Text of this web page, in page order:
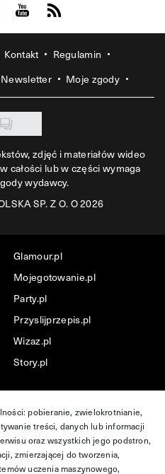
us on Instagram
Visit us on Youtube
Visit us on Rss
Kontakt
Regulamin
Newsletter Moje zgody
zdjęć i materiałów wideo
całości lub w części wymaga
wydawcy.
SP. Z O. O 2026
Glamour.pl
Mojegotowanie.pl
Party.pl
Przyslijprzepis.pl
Wizaz.pl
Story.pl
pobieranie, zwielokrotnianie,
treści, danych lub informacji
oraz wszystkich jego podstron,
zmierzającej do tworzenia,
uczenia maszynowego,